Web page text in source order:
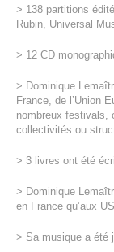
> 138 partitions
Rubin, Universal
> 12 CD
> Dominique
France, de l’Union
nombreux festivals,
collectivités ou
> 3 livres ont été
> Dominique
en France qu’aux
> Sa musique a été